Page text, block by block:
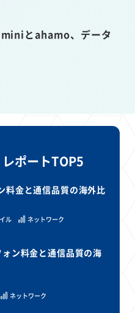
miniとahamo、データ
ポートTOP5
料金と通信品質の海外比
ル ネットワーク
ン料金と通信品質の海
ネットワーク